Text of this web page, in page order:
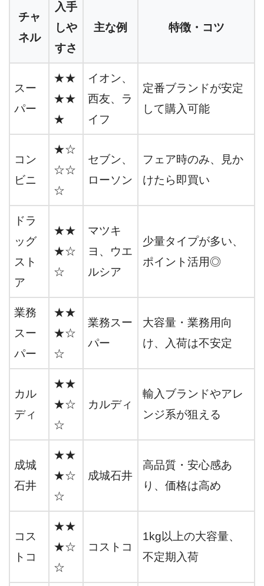
チャ
ネル
入手
しや
すさ
主な例 特徴・コツ
スー
パー
★★
★★
★
イオン、
西友、ラ
イフ
定番ブランドが安定
して購入可能
コン
ビニ
★☆
☆☆
☆
セブン、
ローソン
フェア時のみ、見か
けたら即買い
ドラ
ッグ
スト
ア
★★
★☆
☆
マツキ
ヨ、ウエ
ルシア
少量タイプが多い、
ポイント活用◎
業務
スー
パー
★★
★☆
☆
業務スー
パー
大容量・業務用向
け、入荷は不安定
カル
ディ
★★
★☆
☆
カルディ
輸入ブランドやアレ
ンジ系が狙える
成城
石井
★★
★☆
☆
成城石井
高品質・安心感あ
り、価格は高め
コス
トコ
★★
★☆
☆
コストコ
1kg以上の大容量、
不定期入荷